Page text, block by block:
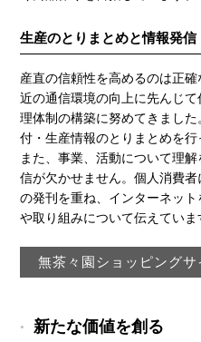
生産のとりまとめと情報発信
産直の信頼性を高めるのは正
近の通信環境の向上に先んじ
理体制の構築に努めてきまし
付・生産情報のとりまとめを行
また、事業、活動について理
信が欠かせません。個人消費
の発刊を重ね、インターネッ
や取り組みについて伝えていま
無茶々園ショッピングサ
新たな価値を創る